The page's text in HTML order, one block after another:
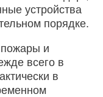
устройства
порядке.
и
всего в
в